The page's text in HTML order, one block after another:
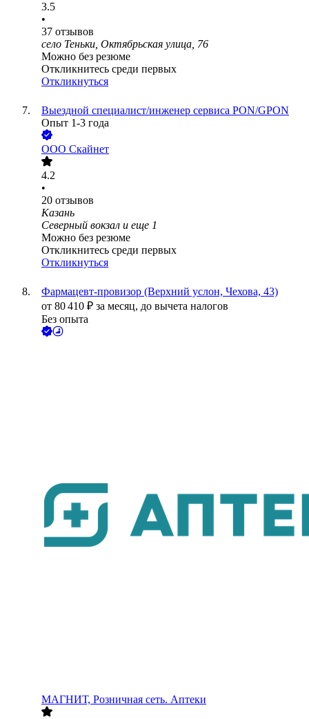
3.5
•
37 отзывов
село Теньки, Октябрьская улица, 76
Можно без резюме
Откликнитесь среди первых
Откликнуться
Выездной специалист/инженер сервиса PON/GPON
Опыт 1-3 года
ООО Скайнет
4.2
•
20 отзывов
Казань
Северный вокзал и еще 1
Можно без резюме
Откликнитесь среди первых
Откликнуться
Фармацевт-провизор (Верхний услон, Чехова, 43)
от 80 410 ₽ за месяц, до вычета налогов
Без опыта
МАГНИТ, Розничная сеть. Аптеки